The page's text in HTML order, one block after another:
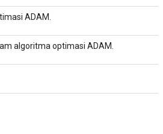
ADAM.
algoritma optimasi ADAM.